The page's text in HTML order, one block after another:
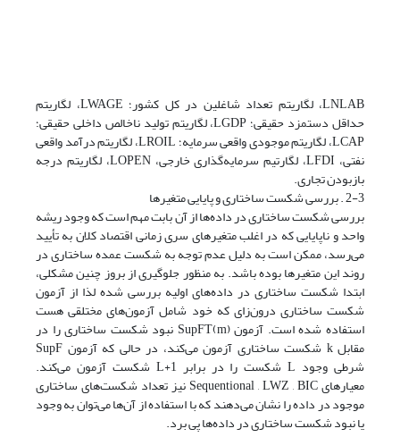
LNLAB، لگاریتم تعداد شاغلین در کل کشور؛ LWAGE، لگاریتم
حداقل دستمزد حقیقی؛ LGDP، لگاریتم تولید ناخالص داخلی حقیقی؛
LCAP، لگاریتم موجودی واقعی سرمایه؛ LROIL، لگاریتم درآمد واقعی
نفتی، LFDI، لگارتیم سرمایه‌گذاری خارجی، LOPEN، لگاریتم درجه
باز‌بودن تجاری.
2-3 . بررسی شکست ساختاری و پایایی متغیرها
بررسی شکست ساختاری در داده‌ها از آن بابت مهم است که وجود ریشه
واحد و ناپایایی که در اغلب متغیر‌های سری زمانی اقتصاد کلان به تأیید
می‌رسد، ممکن است به دلیل عدم توجه به شکست عمده ساختاری در
روند این متغیرها بوده باشد. به منظور جلوگیری از بروز چنین مشکلی،
ابتدا شکست ساختاری در داده‌های اولیه بررسی شده لذا از آزمون
شکست ساختاری درون‌زای که خود شامل آزمون‌های مختلقی هست
استفاده شده است. آزمون SupFT(m) نبود شکست ساختاری را در
مقابل k شکست ساختاری آزمون می‌کند، در حالی که آزمون SupF
شرطی وجود L شکست را در برابر L+1 شکست آزمون می‌کند.
معیار‌های Sequentional , LWZ , BIC نیز تعداد شکست‌های ساختاری
موجود در داده را نشان می‌دهند که با استفاده از آن‌ها می‌توان به وجود
یا نبود شکست ساختاری در داده‌ها پی برد.